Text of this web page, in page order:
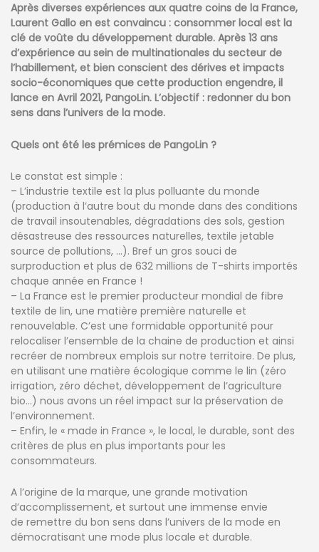
Après diverses expériences aux quatre coins de la France,
Laurent Gallo en est convaincu : consommer local est la
clé de voûte du développement durable. Après 13 ans
d’expérience au sein de multinationales du secteur de
l’habillement, et bien conscient des dérives et impacts
socio-économiques que cette production engendre, il
lance en Avril 2021, PangoLin. L’objectif : redonner du bon
sens dans l’univers de la mode.
Quels ont été les prémices de PangoLin ?
Le constat est simple :
– L’industrie textile est la plus polluante du monde
(production à l’autre bout du monde dans des conditions
de travail insoutenables, dégradations des sols, gestion
désastreuse des ressources naturelles, textile jetable
source de pollutions, …). Bref un gros souci de
surproduction et plus de 632 millions de T-shirts importés
chaque année en France !
– La France est le premier producteur mondial de fibre
textile de lin, une matière première naturelle et
renouvelable. C’est une formidable opportunité pour
relocaliser l’ensemble de la chaine de production et ainsi
recréer de nombreux emplois sur notre territoire. De plus,
en utilisant une matière écologique comme le lin (zéro
irrigation, zéro déchet, développement de l’agriculture
bio…) nous avons un réel impact sur la préservation de
l’environnement.
– Enfin, le « made in France », le local, le durable, sont des
critères de plus en plus importants pour les
consommateurs.
A l’origine de la marque, une grande motivation
d’accomplissement, et surtout une immense envie
de remettre du bon sens dans l’univers de la mode en
démocratisant une mode plus locale et durable.